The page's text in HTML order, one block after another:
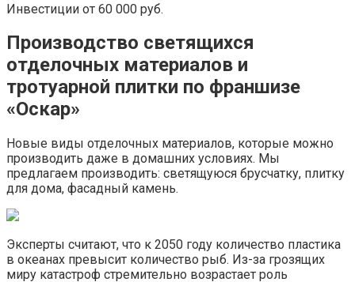
Инвестиции от 60 000 руб.
Производство светящихся
отделочных материалов и
тротуарной плитки по франшизе
«Оскар»
Новые виды отделочных материалов, которые можно
производить даже в домашних условиях. Мы
предлагаем производить: светящуюся брусчатку, плитку
для дома, фасадный камень.
Эксперты считают, что к 2050 году количество пластика
в океанах превысит количество рыб. Из-за грозящих
миру катастроф стремительно возрастает роль